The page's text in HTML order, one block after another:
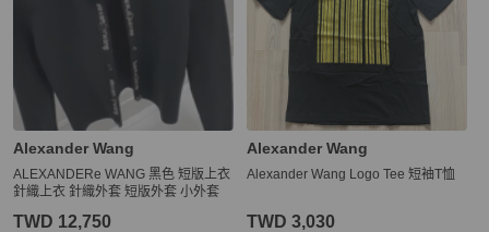
Alexander Wang
ALEXANDERe WANG 黑色 短版上衣
針織上衣 針織外套 短版外套 小外套
TWD 12,750
Alexander Wang
Alexander Wang Logo Tee 短袖T恤
TWD 3,030